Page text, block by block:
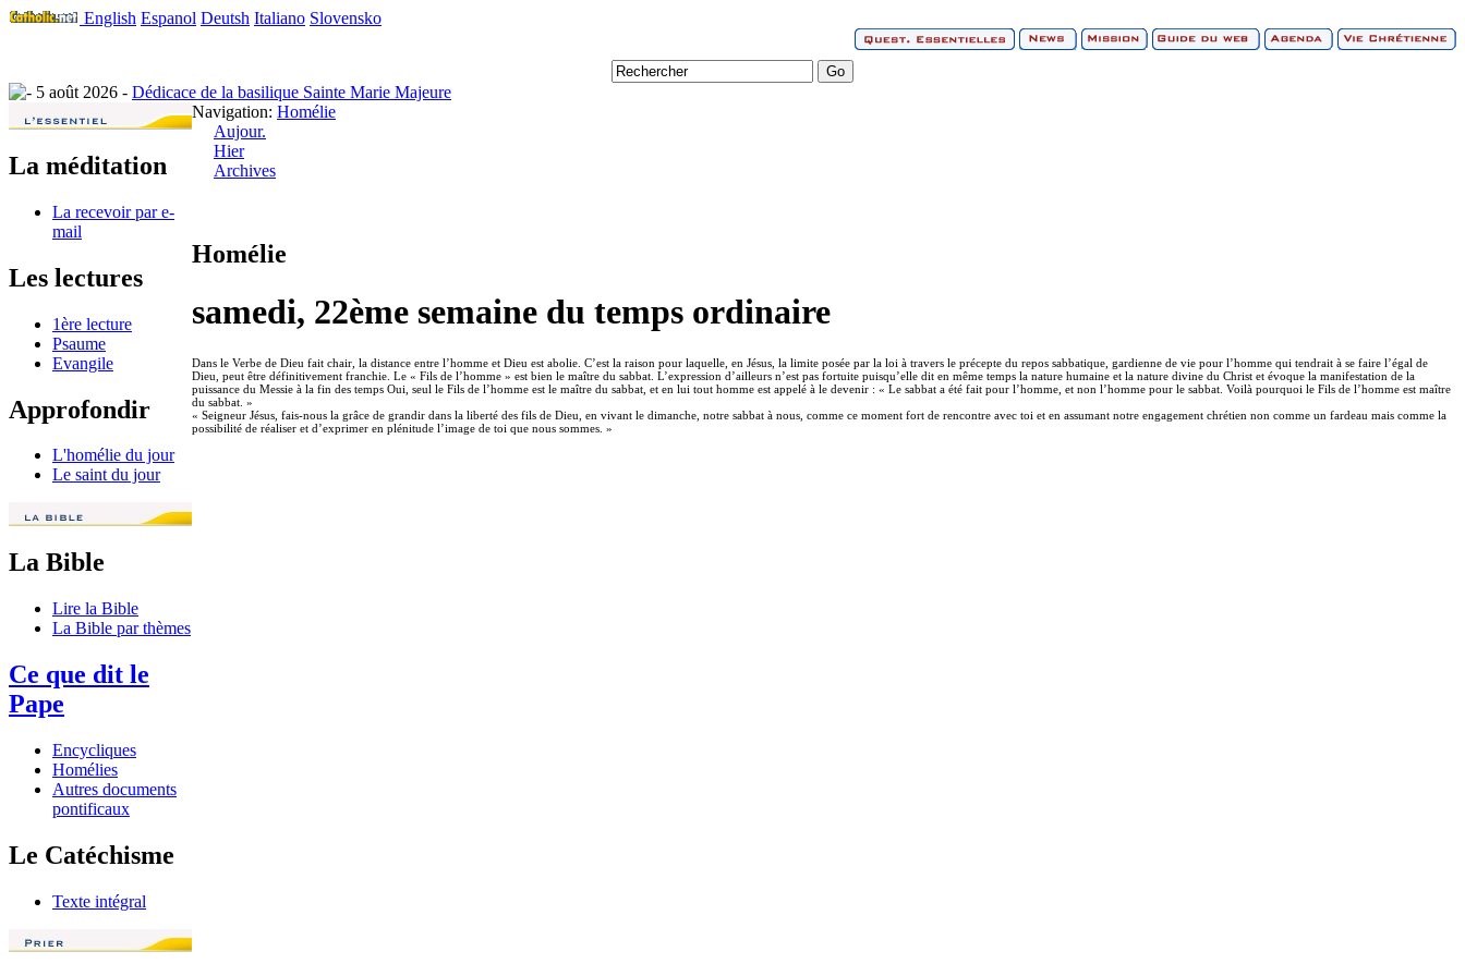
English Espanol Deutsh Italiano Slovensko
5 août 2026 - Dédicace de la basilique Sainte Marie Majeure
La méditation
La recevoir par e-
mail
Les lectures
1ère lecture
Psaume
Evangile
Approfondir
L'homélie du jour
Le saint du jour
La Bible
Lire la Bible
La Bible par thèmes
Ce que dit le
Pape
Encycliques
Homélies
Autres documents
pontificaux
Le Catéchisme
Texte intégral
Navigation: Homélie
Aujour.
Hier
Archives
Homélie
samedi, 22ème semaine du temps ordinaire
Dans le Verbe de Dieu fait chair, la distance entre l’homme et Dieu est abolie. C’est la raison pour laquelle, en Jésus, la limite posée par la loi à travers le précepte du repos sabbatique, gardienne de vie pour l’homme qui tendrait à se faire l’égal de
Dieu, peut être définitivement franchie. Le « Fils de l’homme » est bien le maître du sabbat. L’expression d’ailleurs n’est pas fortuite puisqu’elle dit en même temps la nature humaine et la nature divine du Christ et évoque la manifestation de la
puissance du Messie à la fin des temps Oui, seul le Fils de l’homme est le maître du sabbat, et en lui tout homme est appelé à le devenir : « Le sabbat a été fait pour l’homme, et non l’homme pour le sabbat. Voilà pourquoi le Fils de l’homme est maître
du sabbat. »
« Seigneur Jésus, fais-nous la grâce de grandir dans la liberté des fils de Dieu, en vivant le dimanche, notre sabbat à nous, comme ce moment fort de rencontre avec toi et en assumant notre engagement chrétien non comme un fardeau mais comme la
possibilité de réaliser et d’exprimer en plénitude l’image de toi que nous sommes. »